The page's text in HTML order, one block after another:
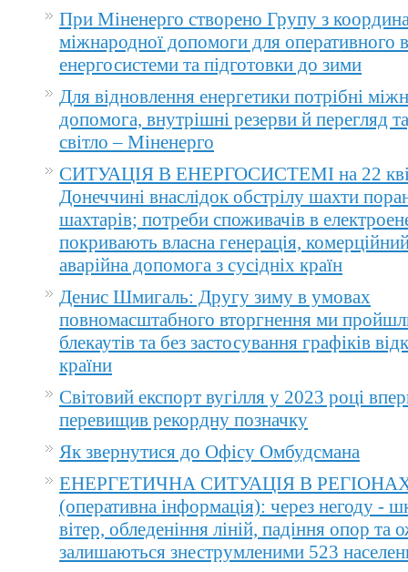
При Міненерго створено Групу з
міжнародної допомоги для оперативного
енергосистеми та підготовки до зими
Для відновлення енергетики потрібні
допомога, внутрішні резерви й перегляд
світло – Міненерго
СИТУАЦІЯ В ЕНЕРГОСИСТЕМІ на 22
Донеччині внаслідок обстрілу шахти
шахтарів; потреби споживачів в
покривають власна генерація,
аварійна допомога з сусідніх країн
Денис Шмигаль: Другу зиму в умовах
повномасштабного вторгнення ми
блекаутів та без застосування графіків
країни
Світовий експорт вугілля у 2023 році
перевищив рекордну позначку
Як звернутися до Офісу Омбудсмана
ЕНЕРГЕТИЧНА СИТУАЦІЯ В
(оперативна інформація): через негоду -
вітер, обледеніння ліній, падіння опор та
залишаються знеструмленими 523